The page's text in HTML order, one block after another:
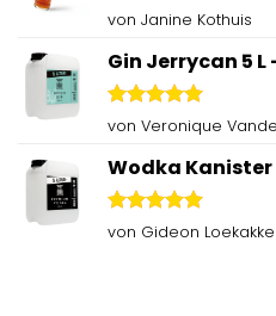
Bewertet
5
von Janine Kothuis
Gin Jerrycan 5 L
Bewertet
5
von Veronique
Wodka Kanister
Bewertet
von Gideon